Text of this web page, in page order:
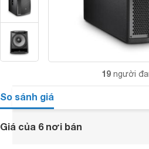
19 người
So sánh giá
Giá của 6 nơi bán